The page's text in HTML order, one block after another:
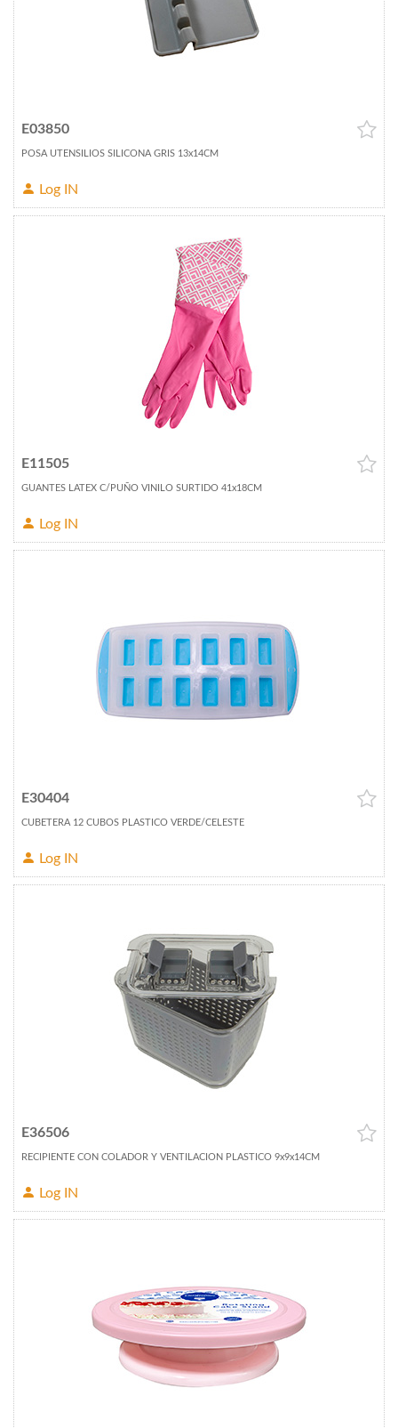
E03850
POSA UTENSILIOS SILICONA GRIS 13x14CM
Log IN
E11505
GUANTES LATEX C/PUÑO VINILO SURTIDO 41x18CM
Log IN
E30404
CUBETERA 12 CUBOS PLASTICO VERDE/CELESTE
Log IN
E36506
RECIPIENTE CON COLADOR Y VENTILACION PLASTICO 9x9x14CM
Log IN